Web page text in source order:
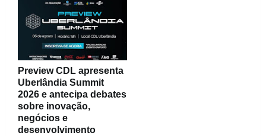
Preview CDL apresenta
Uberlândia Summit
2026 e antecipa debates
sobre inovação,
negócios e
desenvolvimento